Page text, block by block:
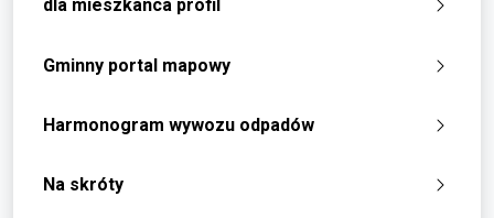
dla mieszkanca profil
Gminny portal mapowy
Harmonogram wywozu odpadów
Na skróty